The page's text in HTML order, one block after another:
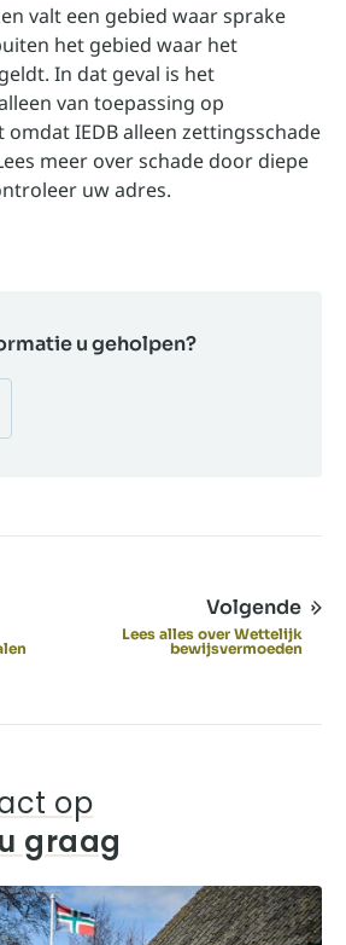
valt een gebied waar sprake
het gebied waar het
In dat geval is het
van toepassing op
IEDB alleen zettingsschade
meer over schade door diepe
uw adres.
u geholpen?
Volgende
Lees alles over Wettelijk
bewijsvermoeden
op
graag